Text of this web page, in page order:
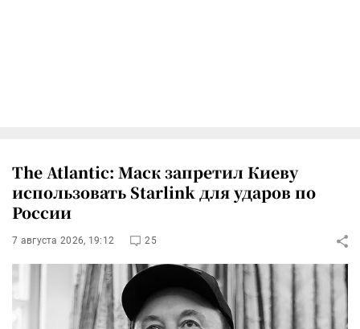
The Atlantic: Маск запретил Киеву
использовать Starlink для ударов по
России
7 августа 2026, 19:12 25